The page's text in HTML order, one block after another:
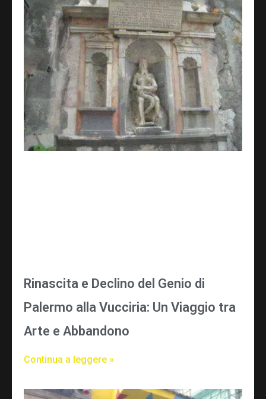
Rinascita e Declino del Genio di
Palermo alla Vucciria: Un Viaggio tra
Arte e Abbandono
Continua a leggere »